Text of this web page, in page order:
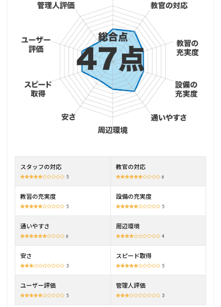
橋自
動車
学校
2.1
リー
2.2
土日
祝
日・
夜間
も教
2.3
駅か
歩8分
庄内
橋自
スタッフの対応
5
教官の対応
6
教習の充実度
5
設備の充実度
5
通いやすさ
6
周辺環境
4
安さ
3
スピード取得
5
ユーザー評価
5
管理人評価
3